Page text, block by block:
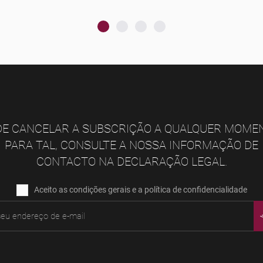
CANCELAR A SUBSCRIÇÃO A QUALQUER
PARA TAL, CONSULTE A NOSSA INFORMAÇÃO DE
CONTACTO NA DECLARAÇÃO LEGAL.
Aceito as condições gerais e a política de confidencialidade